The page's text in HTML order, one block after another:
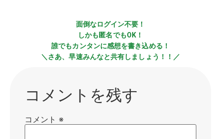
面倒なログイン不要！
しかも匿名でもOK！
誰でもカンタンに感想を書き込める！
＼さあ、早速みんなと共有しましょう！！／
コメントを残す
コメント ※